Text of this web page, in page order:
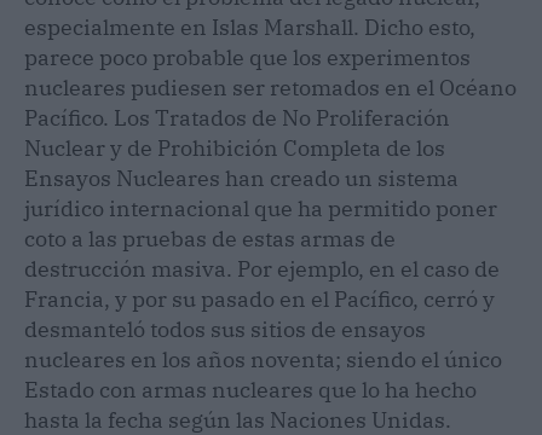
especialmente en Islas Marshall. Dicho esto,
parece poco probable que los experimentos
nucleares pudiesen ser retomados en el Océano
Pacífico. Los Tratados de No Proliferación
Nuclear y de Prohibición Completa de los
Ensayos Nucleares han creado un sistema
jurídico internacional que ha permitido poner
coto a las pruebas de estas armas de
destrucción masiva. Por ejemplo, en el caso de
Francia, y por su pasado en el Pacífico, cerró y
desmanteló todos sus sitios de ensayos
nucleares en los años noventa; siendo el único
Estado con armas nucleares que lo ha hecho
hasta la fecha según las Naciones Unidas.